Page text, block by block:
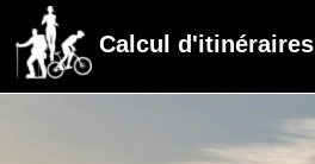
Calcul d'itinéraires